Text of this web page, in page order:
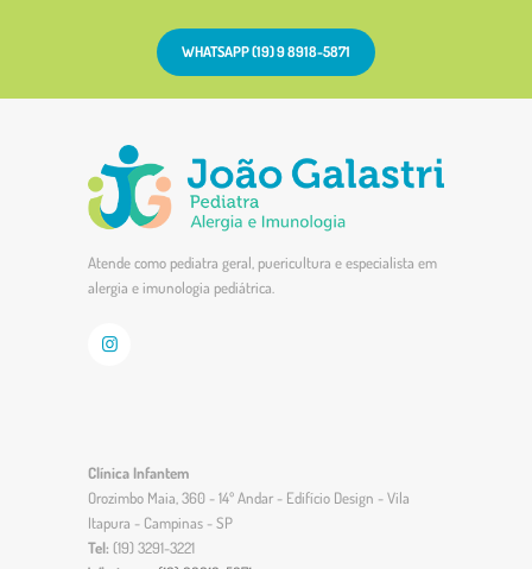
WHATSAPP (19) 9 8918-5871
Atende como pediatra geral, puericultura e especialista em
alergia e imunologia pediátrica.
Clínica Infantem
Orozimbo Maia, 360 - 14º Andar - Edifício Design - Vila
Itapura - Campinas - SP
Tel: (19) 3291-3221